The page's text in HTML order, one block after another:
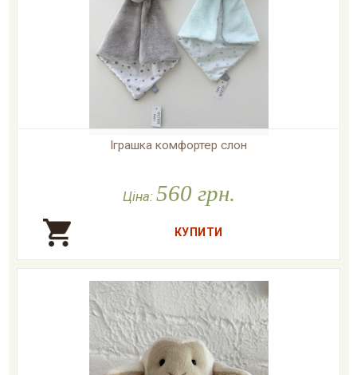
Іграшка комфортер слон
Ціна: 560 грн.